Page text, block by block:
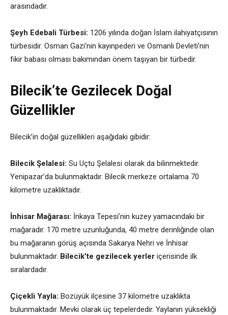
arasındadır.
Şeyh Edebali Türbesi: 1206 yılında doğan İslam ilahiyatçısının
türbesidir. Osman Gazi’nin kayınpederi ve Osmanlı Devleti’nin
fikir babası olması bakımından önem taşıyan bir türbedir.
Bilecik’te Gezilecek Doğal
Güzellikler
Bilecik’in doğal güzellikleri aşağıdaki gibidir:
Bilecik Şelalesi: Su Uçtu Şelalesi olarak da bilinmektedir.
Yenipazar’da bulunmaktadır. Bilecik merkeze ortalama 70
kilometre uzaklıktadır.
İnhisar Mağarası: İnkaya Tepesi’nin kuzey yamacındaki bir
mağaradır. 170 metre uzunluğunda, 40 metre derinliğinde olan
bu mağaranın görüş açısında Sakarya Nehri ve İnhisar
bulunmaktadır. Bilecik’te gezilecek yerler içerisinde ilk
sıralardadır.
Çiçekli Yayla: Bozüyük ilçesine 37 kilometre uzaklıkta
bulunmaktadır. Mevki olarak üç tepelerdedir. Yaylanın yüksekliği